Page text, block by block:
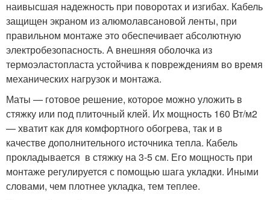
наивысшая надежность при поворотах и изгибах. Кабель
защищен экраном из алюмолавсановой ленты, при
правильном монтаже это обеспечивает абсолютную
электробезопасность. А внешняя оболочка из
термоэластопласта устойчива к повреждениям во время
механических нагрузок и монтажа.
Маты — готовое решение, которое можно уложить в
стяжку или под плиточный клей. Их мощность 160 Вт/м2
— хватит как для комфортного обогрева, так и в
качестве дополнительного источника тепла. Кабель
прокладывается в стяжку на 3-5 см. Его мощность при
монтаже регулируется с помощью шага укладки. Иными
словами, чем плотнее укладка, тем теплее.